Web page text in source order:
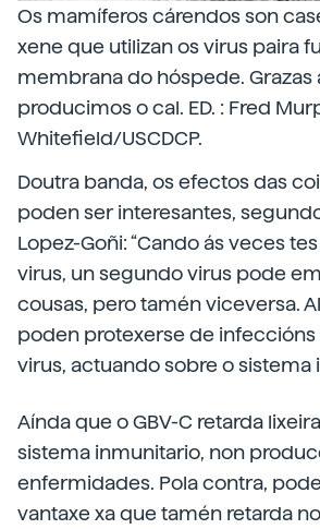
Os mamíferos cárendos son
xene que utilizan os virus paira
membrana do hóspede. Grazas
producimos o cal. ED. : Fred
Whitefield/USCDCP.
Doutra banda, os efectos das
poden ser interesantes,
Lopez-Goñi: “Cando ás veces
virus, un segundo virus pode
cousas, pero tamén viceversa.
poden protexerse de
virus, actuando sobre o sistema
Aínda que o GBV-C retarda
sistema inmunitario, non
enfermidades. Pola contra,
vantaxe xa que tamén retarda